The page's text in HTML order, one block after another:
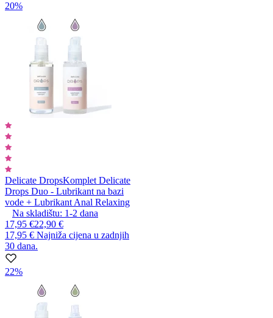
20%
Delicate DropsKomplet Delicate
Drops Duo - Lubrikant na bazi
vode + Lubrikant Anal Relaxing
Na skladištu: 1-2 dana
17,95 €22,90 €
17,95 € Najniža cijena u zadnjih
30 dana.
22%